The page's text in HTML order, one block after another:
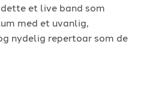
et live band som
med et uvanlig,
nydelig repertoar som de